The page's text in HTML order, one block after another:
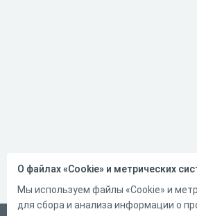
О файлах «Cookie» и метрических
Мы используем файлы «Cookie» и
для сбора и анализа информации о